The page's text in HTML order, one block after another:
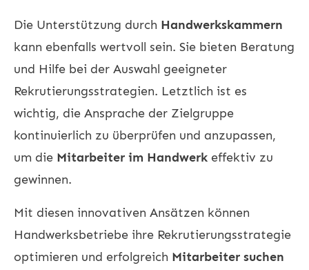
Die Unterstützung durch Handwerkskammern
kann ebenfalls wertvoll sein. Sie bieten Beratung
und Hilfe bei der Auswahl geeigneter
Rekrutierungsstrategien. Letztlich ist es
wichtig, die Ansprache der Zielgruppe
kontinuierlich zu überprüfen und anzupassen,
um die Mitarbeiter im Handwerk effektiv zu
gewinnen.
Mit diesen innovativen Ansätzen können
Handwerksbetriebe ihre Rekrutierungsstrategie
optimieren und erfolgreich Mitarbeiter suchen